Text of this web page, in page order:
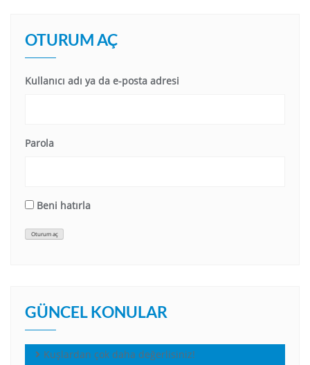
OTURUM AÇ
Kullanıcı adı ya da e-posta adresi
Parola
Beni hatırla
Oturum aç
GÜNCEL KONULAR
Kuşlardan çok daha değerlisiniz!